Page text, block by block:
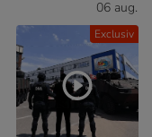
Exclusiv
06 aug.